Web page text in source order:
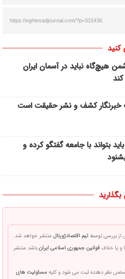
https://eghtesadjournal.com/?p=315436
هیچ‌گاه نباید در آسمان ایران
کشف و نشر حقیقت است
بتواند با جامعه گفتگو کرده و
از بررسی توسطتیم اقتصادژورنالمنتشر خواهد شد.
و یا خلافقوانین جمهوری اسلامی ایرانباشد منتشر
نظر دهنده ثبت می شود و کلیهمسئولیت های